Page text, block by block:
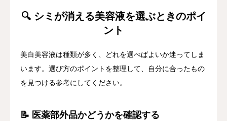
🔍 シミが消える美容液を選ぶときのポイ
ント
美白美容液は種類が多く、どれを選べばよいか迷ってしま
います。選び方のポイントを整理して、自分に合ったもの
を見つける参考にしてください。
📝 医薬部外品かどうかを確認する